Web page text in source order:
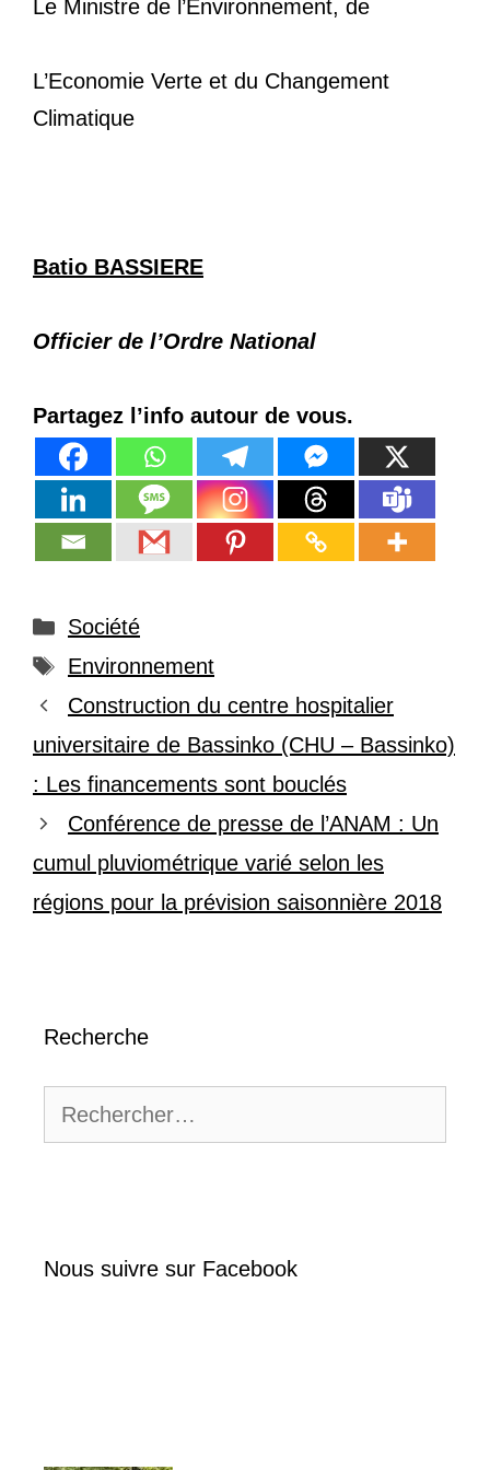
Le Ministre de l’Environnement, de
L’Economie Verte et du Changement
Climatique
Batio BASSIERE
Officier de l’Ordre National
Partagez l’info autour de vous.
Catégories
Société
Étiquettes
Environnement
Construction du centre hospitalier
universitaire de Bassinko (CHU – Bassinko)
: Les financements sont bouclés
Conférence de presse de l’ANAM : Un
cumul pluviométrique varié selon les
régions pour la prévision saisonnière 2018
Recherche
Nous suivre sur Facebook